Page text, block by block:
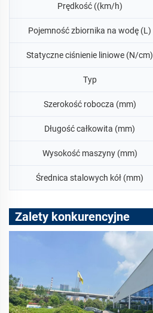
Prędkość ((km/h)
Pojemność zbiornika na wodę (L)
Statyczne ciśnienie liniowe (N/cm)
Typ
Szerokość robocza (mm)
Długość całkowita (mm)
Wysokość maszyny (mm)
Średnica stalowych kół (mm)
Zalety konkurencyjne